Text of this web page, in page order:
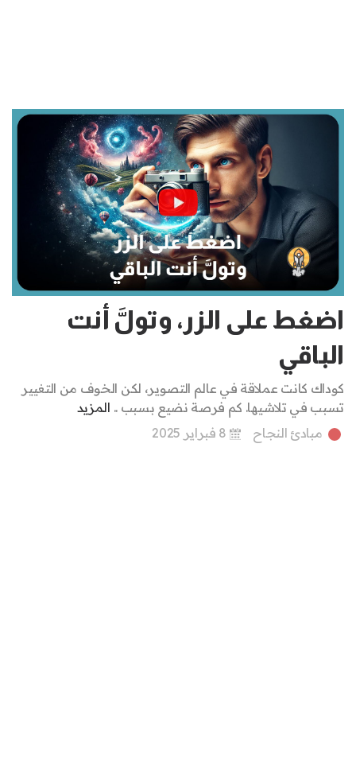
اضغط على الزر، وتولَّ أنت
الباقي
كوداك كانت عملاقة في عالم التصوير، لكن الخوف من التغيير
تسبب في تلاشيها. كم فرصة نضيع بسبب .. المزيد
مبادئ النجاح